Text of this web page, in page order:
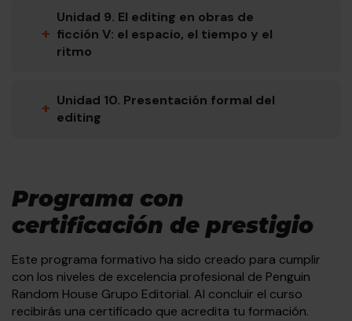
+
Unidad 9. El editing en obras de
ficción V: el espacio, el tiempo y el
ritmo
+ Unidad 10. Presentación formal del
editing
Programa con
certificación de prestigio
Este programa formativo ha sido creado para cumplir
con los niveles de excelencia profesional de Penguin
Random House Grupo Editorial. Al concluir el curso
recibirás una certificado que acredita tu formación.